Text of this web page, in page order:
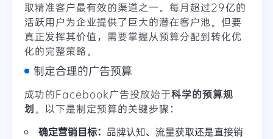
取精准客户最有效的渠道之一。每月超过29亿的
活跃用户为企业提供了巨大的潜在客户池。但要
真正发挥其价值，需要掌握从预算分配到转化优
化的完整策略。
制定合理的广告预算
成功的Facebook广告投放始于科学的预算规
划 。以下是制定预算的关键步骤：
确定营销目标： 品牌认知、流量获取还是直接销